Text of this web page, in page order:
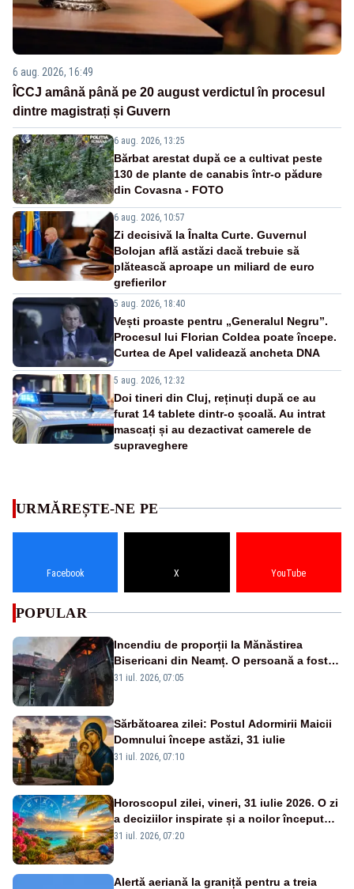
6 aug. 2026, 16:49
ÎCCJ amână până pe 20 august verdictul în procesul
dintre magistrați și Guvern
6 aug. 2026, 13:25
Bărbat arestat după ce a cultivat peste
130 de plante de canabis într-o pădure
din Covasna - FOTO
6 aug. 2026, 10:57
Zi decisivă la Înalta Curte. Guvernul
Bolojan află astăzi dacă trebuie să
plătească aproape un miliard de euro
grefierilor
5 aug. 2026, 18:40
Vești proaste pentru „Generalul Negru”.
Procesul lui Florian Coldea poate începe.
Curtea de Apel validează ancheta DNA
5 aug. 2026, 12:32
Doi tineri din Cluj, reținuți după ce au
furat 14 tablete dintr-o școală. Au intrat
mascați și au dezactivat camerele de
supraveghere
URMĂREȘTE-NE PE
Facebook X YouTube
POPULAR
Incendiu de proporții la Mănăstirea
Bisericani din Neamț. O persoană a fost
găsită carbonizată - FOTO/ VIDEO
31 iul. 2026, 07:05
Sărbătoarea zilei: Postul Adormirii Maicii
Domnului începe astăzi, 31 iulie
31 iul. 2026, 07:10
Horoscopul zilei, vineri, 31 iulie 2026. O zi
a deciziilor inspirate și a noilor începuturi.
Vezi zodiile vizate
31 iul. 2026, 07:20
Alertă aeriană la graniță pentru a treia